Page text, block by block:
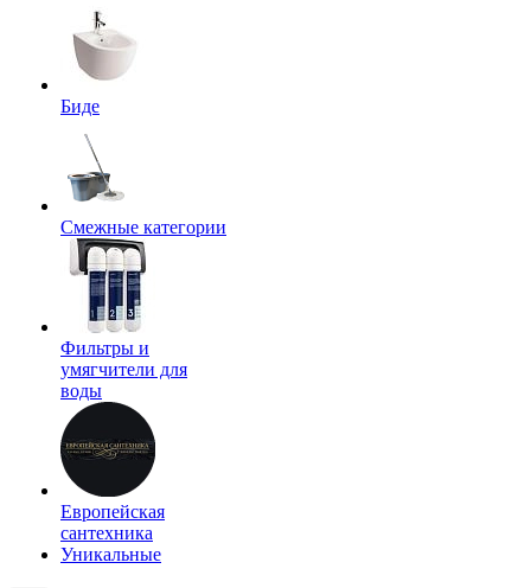
Биде
Смежные категории
Фильтры и
умягчители для
воды
Европейская
сантехника
Уникальные